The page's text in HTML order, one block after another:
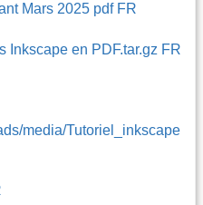
Mars 2025 pdf FR
Inkscape en PDF.tar.gz FR
media/Tutoriel_inkscape